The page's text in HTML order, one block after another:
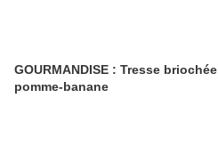
GOURMANDISE : Tresse briochée
pomme-banane